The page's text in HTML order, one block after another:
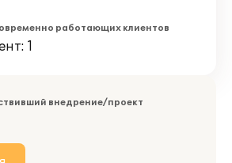
работающих клиентов
1
внедрение/проект